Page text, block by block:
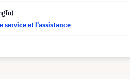
service et l'assistance